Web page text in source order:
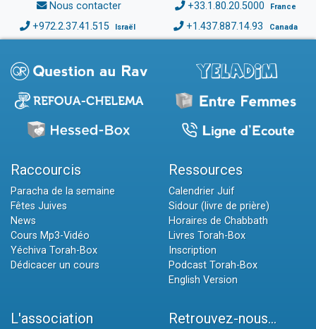
Nous contacter +33.1.80.20.5000 France
+972.2.37.41.515 Israël +1.437.887.14.93 Canada
Raccourcis
Paracha de la semaine
Fêtes Juives
News
Cours Mp3-Vidéo
Yéchiva Torah-Box
Dédicacer un cours
Ressources
Calendrier Juif
Sidour (livre de prière)
Horaires de Chabbath
Livres Torah-Box
Inscription
Podcast Torah-Box
English Version
L'association Retrouvez-nous...